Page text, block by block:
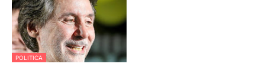
POLITICA